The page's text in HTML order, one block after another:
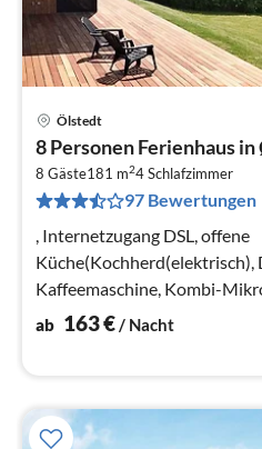
Ölstedt
8 Personen Ferienhaus
8 Gäste181 m24Schlafzimmer
97 Bewertungen
, Internetzugang DSL, offene
Küche(Kochherd(elektrisch),
Kaffeemaschine, Kombi-
Kühl-/Gefrierkombination,
ab 163€/ Nacht